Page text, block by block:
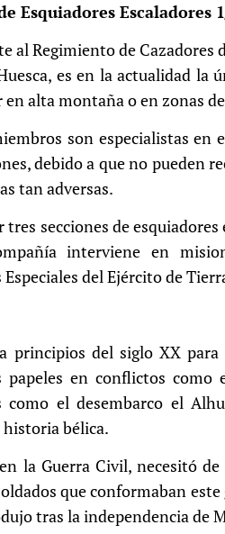
Esquiadores Escaladores
al Regimiento de Cazadores
es en la actualidad la
en alta montaña o en zonas
son especialistas
debido a que no pueden
tan adversas.
tres secciones de
interviene en
Especiales del Ejército de
principios del siglo XX
papeles en conflictos como
como el desembarco el
bélica.
la Guerra Civil, necesitó
que conformaban
tras la independencia de